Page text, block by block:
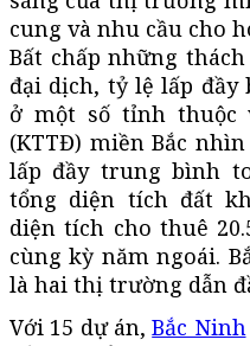
cung và nhu cầu cho
Bất chấp những
đại dịch, tỷ lệ lấp đầy
ở một số tỉnh
(KTTĐ) miền Bắc
lấp đầy trung bình
tổng diện tích đất
diện tích cho thuê
cùng kỳ năm ngoái.
là hai thị trường dẫn
Với 15 dự án,Bắc Ninh